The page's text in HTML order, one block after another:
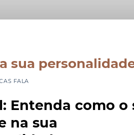
sua
FALA
Entenda como o
na sua